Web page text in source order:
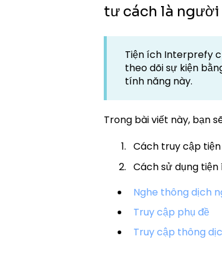
tư cách là
Tiện ích Interprefy
theo dõi sự kiện
tính năng này.
Trong bài viết này, bạn
Cách truy cập
Cách sử dụng
Nghe thông dịch
Truy cập phụ đề
Truy cập thông